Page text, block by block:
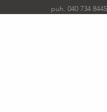
puh. 040 734 8445